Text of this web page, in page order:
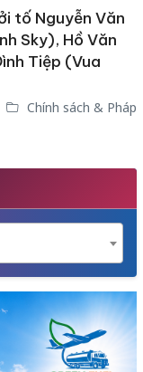
tố Nguyễn Văn
Sky), Hồ Văn
Tiệp (Vua
Chính sách & Pháp